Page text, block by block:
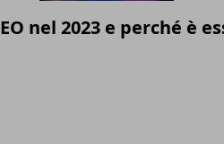
nel 2023 e perché è